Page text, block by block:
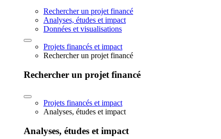
Rechercher un projet financé
Analyses, études et impact
Données et visualisations
Projets financés et impact
Rechercher un projet financé
Rechercher un projet financé
Projets financés et impact
Analyses, études et impact
Analyses, études et impact